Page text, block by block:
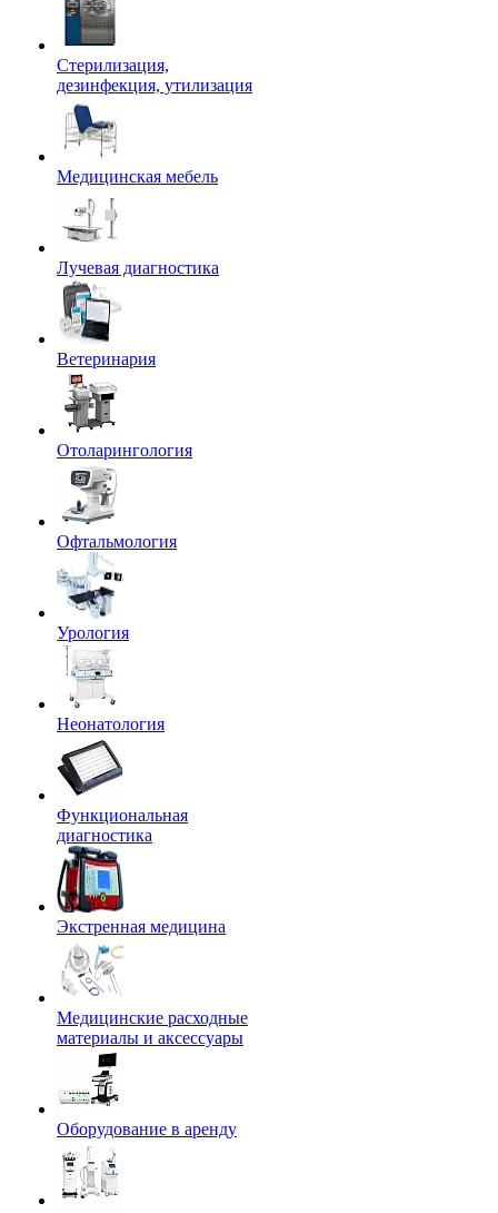
Стерилизация,
дезинфекция, утилизация
Медицинская мебель
Лучевая диагностика
Ветеринария
Отоларингология
Офтальмология
Урология
Неонатология
Функциональная
диагностика
Экстренная медицина
Медицинские расходные
материалы и аксессуары
Оборудование в аренду